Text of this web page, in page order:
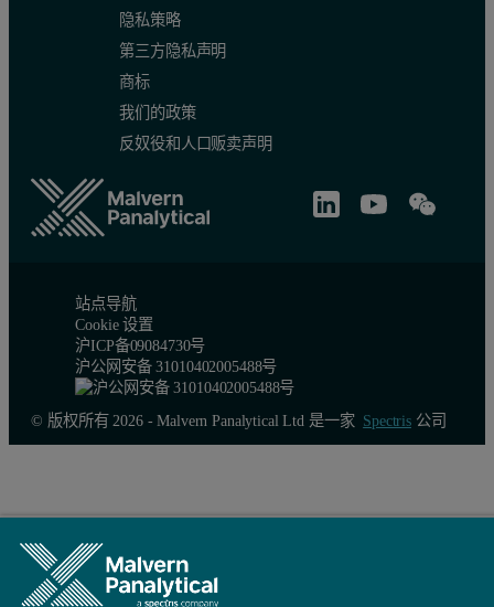
隐私策略
第三方隐私声明
商标
我们的政策
反奴役和人口贩卖声明
站点导航
Cookie 设置
沪ICP备09084730号
沪公网安备 31010402005488号
© 版权所有 2026 - Malvern Panalytical Ltd 是一家 Spectris公司